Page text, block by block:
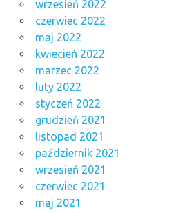
wrzesień 2022
czerwiec 2022
maj 2022
kwiecień 2022
marzec 2022
luty 2022
styczeń 2022
grudzień 2021
listopad 2021
październik 2021
wrzesień 2021
czerwiec 2021
maj 2021